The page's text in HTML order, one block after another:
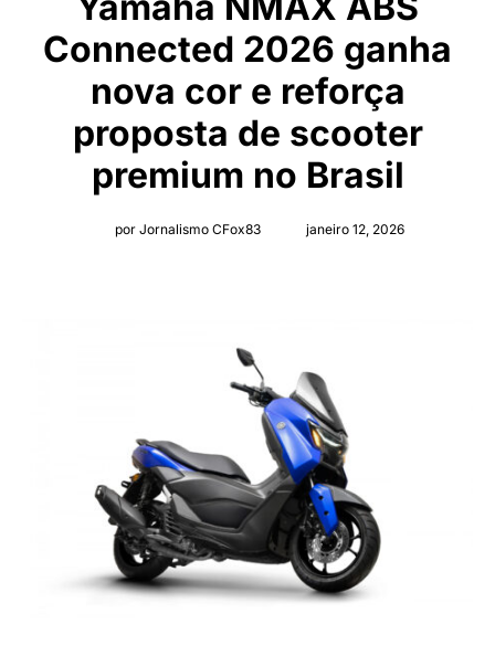
Connected 2026 ganha
nova cor e reforça
proposta de scooter
premium no Brasil
por Jornalismo CFox83 janeiro 12, 2026